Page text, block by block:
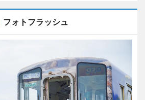
フォトフラッシュ